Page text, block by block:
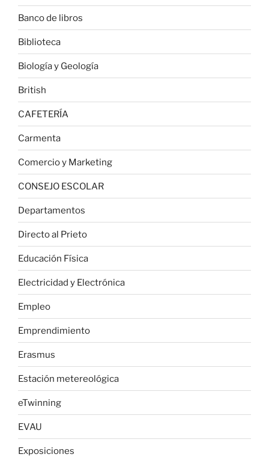
Banco de libros
Biblioteca
Biología y Geología
British
CAFETERÍA
Carmenta
Comercio y Marketing
CONSEJO ESCOLAR
Departamentos
Directo al Prieto
Educación Física
Electricidad y Electrónica
Empleo
Emprendimiento
Erasmus
Estación metereológica
eTwinning
EVAU
Exposiciones